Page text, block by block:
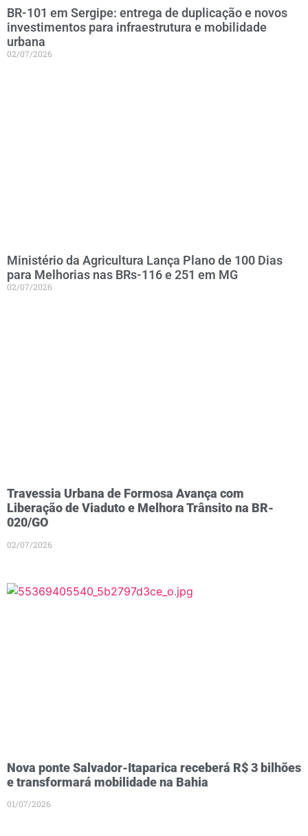
BR-101 em Sergipe: entrega de duplicação e novos
investimentos para infraestrutura e mobilidade
urbana
02/07/2026
Ministério da Agricultura Lança Plano de 100 Dias
para Melhorias nas BRs-116 e 251 em MG
02/07/2026
Travessia Urbana de Formosa Avança com
Liberação de Viaduto e Melhora Trânsito na BR-
020/GO
02/07/2026
Nova ponte Salvador-Itaparica receberá R$ 3 bilhões
e transformará mobilidade na Bahia
01/07/2026